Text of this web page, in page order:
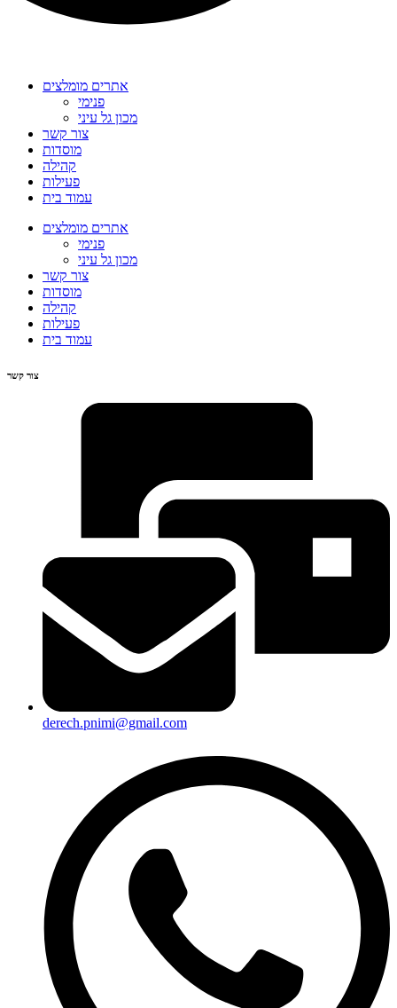
אתרים מומלצים
פנימי
מכון גל עיני
צור קשר
מוסדות
קהילה
פעילות
עמוד בית
אתרים מומלצים
פנימי
מכון גל עיני
צור קשר
מוסדות
קהילה
פעילות
עמוד בית
צור קשר
derech.pnimi@gmail.com